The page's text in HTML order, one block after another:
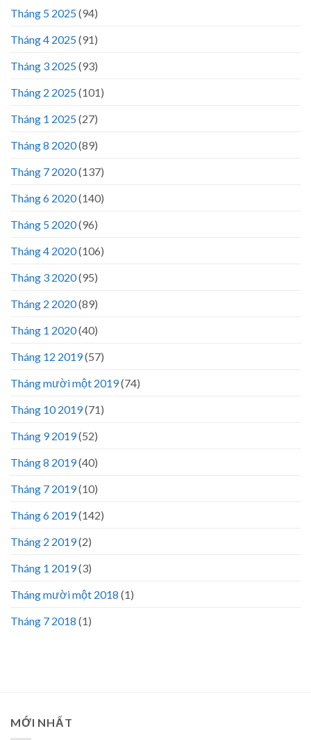
Tháng 5 2025(94)
Tháng 4 2025(91)
Tháng 3 2025(93)
Tháng 2 2025(101)
Tháng 1 2025(27)
Tháng 8 2020(89)
Tháng 7 2020(137)
Tháng 6 2020(140)
Tháng 5 2020(96)
Tháng 4 2020(106)
Tháng 3 2020(95)
Tháng 2 2020(89)
Tháng 1 2020(40)
Tháng 12 2019(57)
Tháng mười một 2019(74)
Tháng 10 2019(71)
Tháng 9 2019(52)
Tháng 8 2019(40)
Tháng 7 2019(10)
Tháng 6 2019(142)
Tháng 2 2019(2)
Tháng 1 2019(3)
Tháng mười một 2018 (1)
Tháng 7 2018 (1)
MỚI NHẤT